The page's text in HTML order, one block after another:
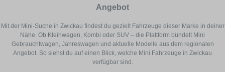
Angebot
Mit der Mini-Suche in Zwickau findest du gezielt Fahrzeuge dieser Marke in deiner
Nähe. Ob Kleinwagen, Kombi oder SUV – die Plattform bündelt Mini
Gebrauchtwagen, Jahreswagen und aktuelle Modelle aus dem regionalen
Angebot. So siehst du auf einen Blick, welche Mini Fahrzeuge in Zwickau
verfügbar sind.